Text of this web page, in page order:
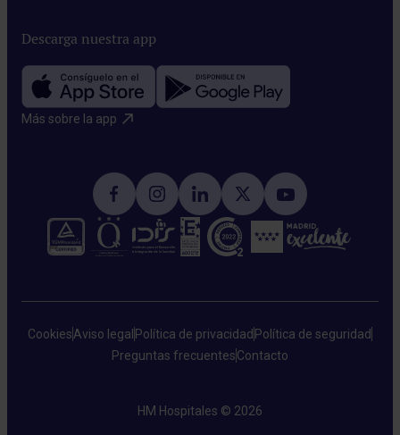
Descarga nuestra app
Más sobre la app​
CookiesAviso legal Política de privacidad Política de seguridad
Preguntas frecuentesContacto
HM Hospitales © 2026